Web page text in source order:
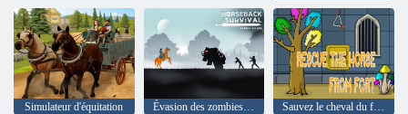
Simulateur d'équitation Évasion des zombies de survie à cheval Sauvez le cheval du fort